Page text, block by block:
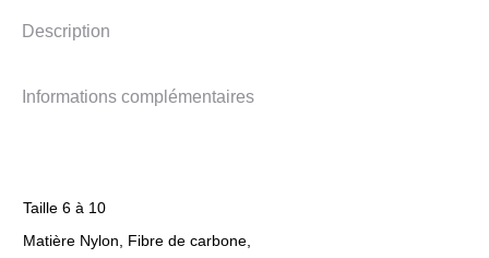
Description
Informations complémentaires
Taille 6 à 10
Matière Nylon, Fibre de carbone,